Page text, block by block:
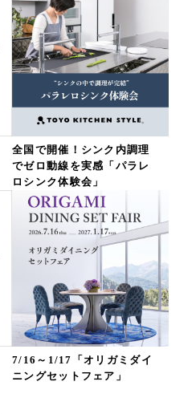
全国で開催！シンク内調理
でゼロ動線を実感「パラレ
ロシンク体験会」
7/16～1/17「オリガミダイ
ニングセットフェア」